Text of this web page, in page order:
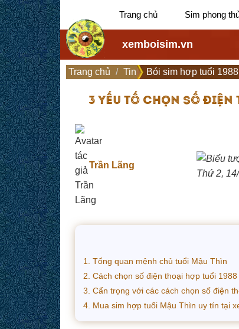
Trang chủ Sim phong
xemboisim.vn
Trang chủ Tin Bói sim hợp tuổi 1988
3 YẾU TỐ CHỌN SỐ ĐIỆN
Trần Lãng
Thứ 2,
1. Tổng quan mệnh chủ tuổi Mậu Thìn
2. Cách chọn số điện thoại hợp tuổi
3. Cẩn trọng với các cách chọn số điện
4. Mua sim hợp tuổi Mậu Thìn uy tín tại